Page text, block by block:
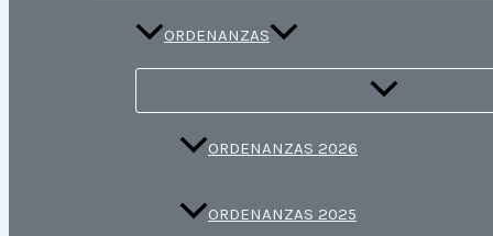
ORDENANZAS
ORDENANZAS 2026
ORDENANZAS 2025